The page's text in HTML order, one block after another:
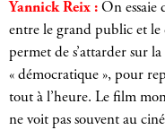
Yannick Reix : On essaie
entre le grand public et le
permet de s’attarder sur
« démocratique », pour
tout à l’heure. Le film
ne voit pas souvent au